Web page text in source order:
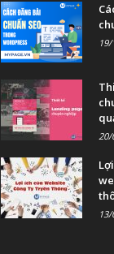
20/